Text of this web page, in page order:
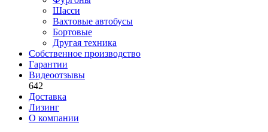
Шасси
Вахтовые автобусы
Бортовые
Другая техника
Собственное производство
Гарантии
Видеоотзывы
642
Доставка
Лизинг
О компании